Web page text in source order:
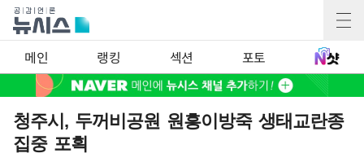
메인 랭킹 섹션 포토
청주시, 두꺼비공원 원흥이방죽 생태교란종
집중 포획